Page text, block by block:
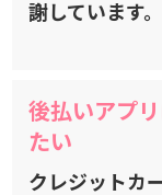
謝しています。
後払いアプ
たい
クレジットカ